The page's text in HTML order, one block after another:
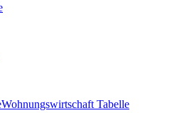
Wohnungswirtschaft Tabelle